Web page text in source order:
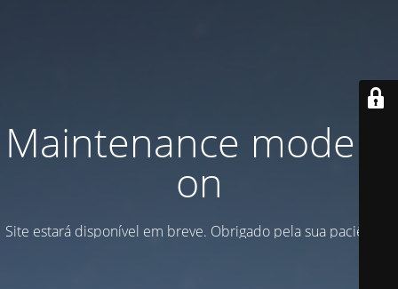
Maintenance mode is
on
Site estará disponível em breve. Obrigado pela sua paciência!